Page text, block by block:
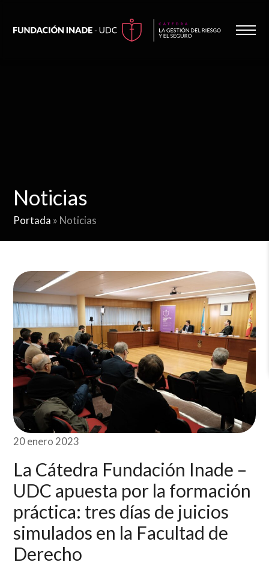
Noticias
Portada » Noticias
20 enero 2023
La Cátedra Fundación Inade –
UDC apuesta por la formación
práctica: tres días de juicios
simulados en la Facultad de
Derecho